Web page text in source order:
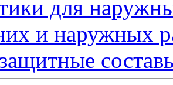
для
и наружных